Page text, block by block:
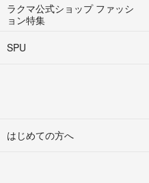
ラクマ公式ショップ ファッシ
ョン特集
SPU
はじめての方へ